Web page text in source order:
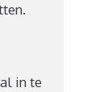
in te